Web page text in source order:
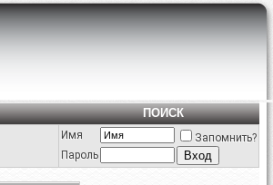
ПОИСК
Имя
Запомнить?
Пароль